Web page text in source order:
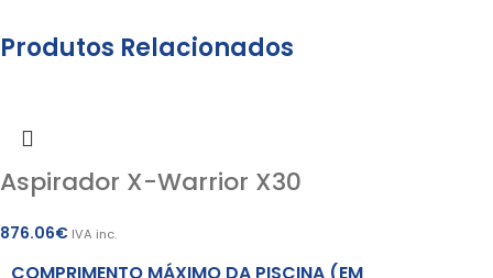
Produtos Relacionados
Aspirador X-Warrior X30
876.06€ IVA inc.